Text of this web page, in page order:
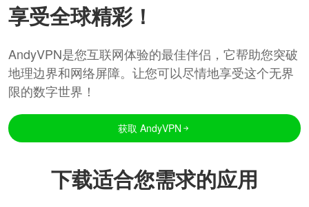
享受全球精彩！
AndyVPN是您互联网体验的最佳伴侣，它帮助您突破
地理边界和网络屏障。让您可以尽情地享受这个无界
限的数字世界！
获取 AndyVPN
下载适合您需求的应用